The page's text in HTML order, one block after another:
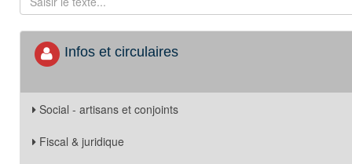
Infos et circulaires
Social - artisans et conjoints
Fiscal & juridique